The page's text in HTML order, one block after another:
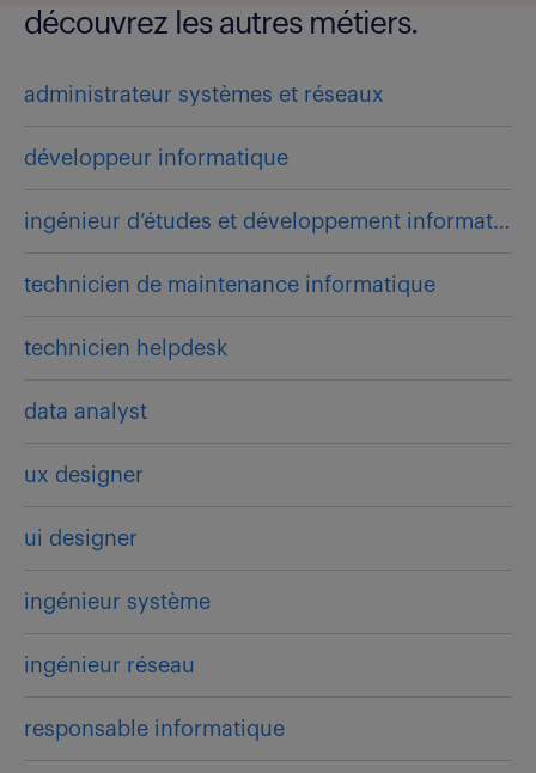
découvrez les autres métiers.
administrateur systèmes et réseaux
développeur informatique
ingénieur d’études et développement informatique
technicien de maintenance informatique
technicien helpdesk
data analyst
ux designer
ui designer
ingénieur système
ingénieur réseau
responsable informatique